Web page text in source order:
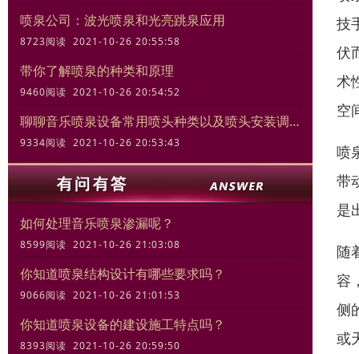
喷泉公司：波光喷泉和光亮跳泉应用
8723阅读 2021-10-26 20:55:58
带你了解喷泉的种类和原理
9460阅读 2021-10-26 20:54:52
聊聊音乐喷泉设备常用喷头种类以及喷头安装调试规范
9334阅读 2021-10-26 20:53:43
如何处理音乐喷泉渗漏呢？
8599阅读 2021-10-26 21:03:08
你知道喷泉结构设计有哪些要求吗？
9066阅读 2021-10-26 21:01:53
你知道喷泉设备的建设施工特点吗？
8393阅读 2021-10-26 20:59:50
技
伏
术
空
喷
带
是
随
容
侧
或